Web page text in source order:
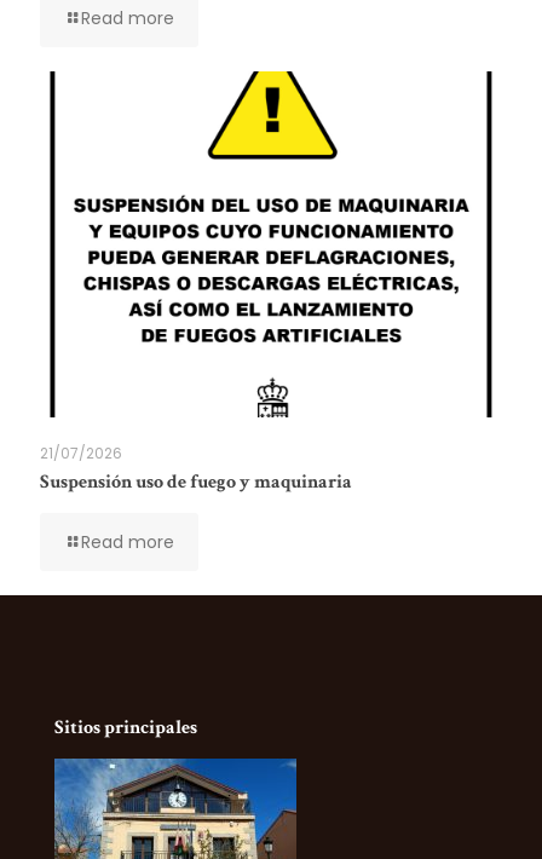
Read more
21/07/2026
Suspensión uso de fuego y maquinaria
Read more
Sitios principales